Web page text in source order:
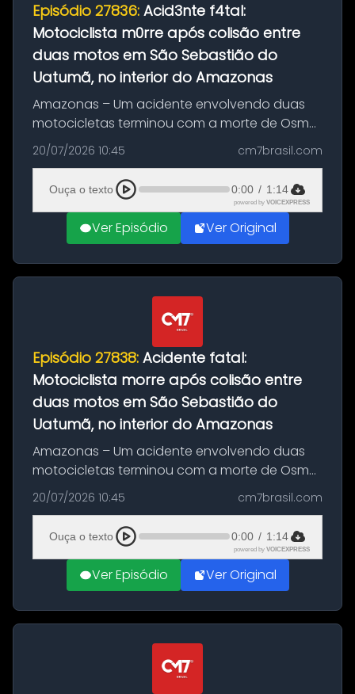
Episódio 27836: Acid3nte f4tal:
Motociclista m0rre após colisão entre
duas motos em São Sebastião do
Uatumã, no interior do Amazonas
Amazonas – Um acidente envolvendo duas
motocicletas terminou com a morte de Osmar
Figueiredo de Souza, de 38 anos, no município
de São Sebastião do Uatumã, no interior do
Amazonas. A colisão ocorreu n...
20/07/2026 10:45 cm7brasil.com
Ouça o texto 0:00 / 1:14
powered by VOICEXPRESS
Ver Episódio Ver Original
Episódio 27838: Acidente fatal:
Motociclista morre após colisão entre
duas motos em São Sebastião do
Uatumã, no interior do Amazonas
Amazonas – Um acidente envolvendo duas
motocicletas terminou com a morte de Osmar
Figueiredo de Souza, de 38 anos, no município
de São Sebastião do Uatumã, no interior do
Amazonas. A colisão ocorreu n...
20/07/2026 10:45 cm7brasil.com
Ouça o texto 0:00 / 1:14
powered by VOICEXPRESS
Ver Episódio Ver Original